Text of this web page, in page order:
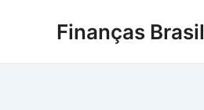
Finanças Brasil